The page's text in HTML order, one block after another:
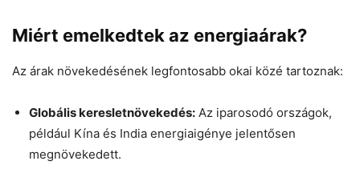
Miért emelkedtek az energiaárak?
Az árak növekedésének legfontosabb okai közé tartoznak:
Globális keresletnövekedés: Az iparosodó országok,
például Kína és India energiaigénye jelentősen
megnövekedett.